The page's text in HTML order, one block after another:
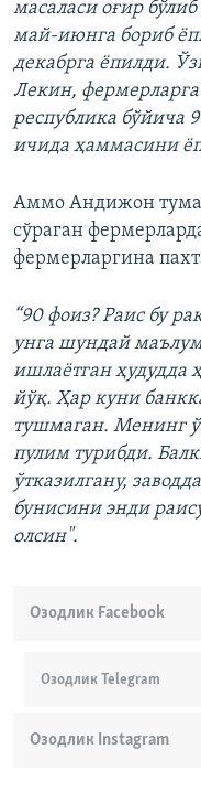
масаласи оғир
май-июнга бориб
декабрга ёпилди.
Лекин,
республика бўйича
ичида ҳаммасини
Аммо Андижон
сўраган
фермерларгина
“90 фоиз? Раис бу
унга шундай
ишлаётган ҳудудда
йўқ. Ҳар куни
тушмаган. Менинг
пулим турибди.
ўтказилгану,
бунисини энди
олсин".
Озодлик Telegram
Озодлик Instagram
Озодлик Facebook